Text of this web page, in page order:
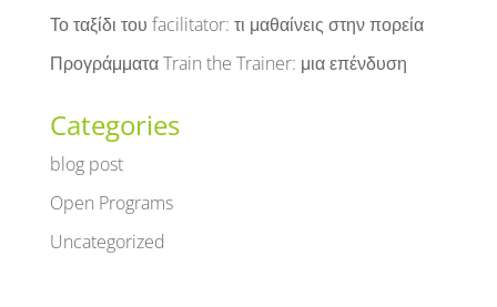
Το ταξίδι του facilitator: τι μαθαίνεις στην πορεία
Προγράμματα Train the Trainer: μια επένδυση
Categories
blog post
Open Programs
Uncategorized